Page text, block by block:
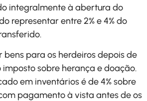
integralmente à abertura do
representar entre 2% e 4% do
bens para os herdeiros depois de
sobre herança e doação.
em inventários é de 4% sobre
pagamento à vista antes de os